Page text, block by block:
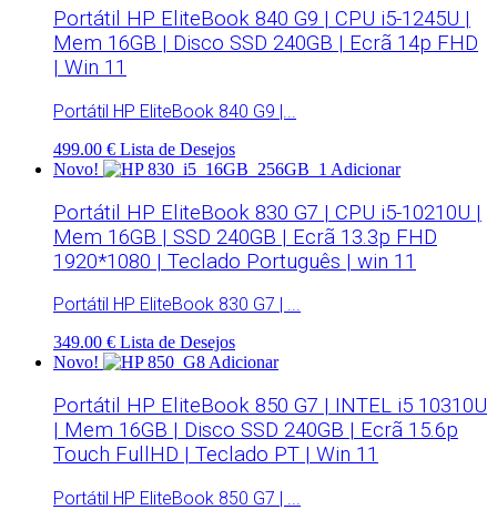
Portátil HP EliteBook 840 G9 | CPU i5-1245U |
Mem 16GB | Disco SSD 240GB | Ecrã 14p FHD
| Win 11
Portátil HP EliteBook 840 G9 |...
499.00 € Lista de Desejos
Novo!
Adicionar
Portátil HP EliteBook 830 G7 | CPU i5-10210U |
Mem 16GB | SSD 240GB | Ecrã 13.3p FHD
1920*1080 | Teclado Português | win 11
Portátil HP EliteBook 830 G7 | ...
349.00 € Lista de Desejos
Novo!
Adicionar
Portátil HP EliteBook 850 G7 | INTEL i5 10310U
| Mem 16GB | Disco SSD 240GB | Ecrã 15.6p
Touch FullHD | Teclado PT | Win 11
Portátil HP EliteBook 850 G7 | ...